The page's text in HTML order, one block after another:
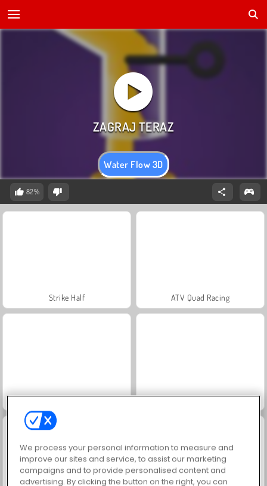
Water Flow 3D
82%
Strike Half ATV Quad Racing
Russian Car Driver Grand Mahjong Connect
We process your personal information to measure and
improve our sites and service, to assist our marketing
campaigns and to provide personalised content and
advertising. By clicking the button on the right, you can